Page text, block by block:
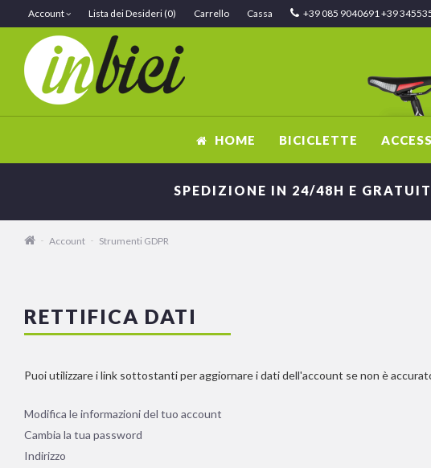
Account Lista dei Desideri (0) Carrello Cassa +39 085 9040691 +39
HOME BICICLETTE
SPEDIZIONE IN 24/48H E
Account Strumenti GDPR
RETTIFICA DATI
Puoi utilizzare i link sottostanti per aggiornare i dati dell'account se non è
Modifica le informazioni del tuo account
Cambia la tua password
Indirizzo